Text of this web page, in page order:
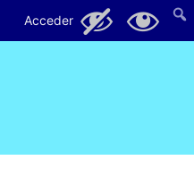
Acceder 65 16